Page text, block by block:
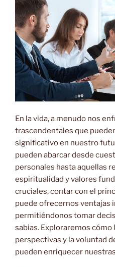
En la vida, a menudo nos
trascendentales que
significativo en nuestro
pueden abarcar desde
personales hasta aquellas
espiritualidad y valores
cruciales, contar con el
puede ofrecernos ventajas
permitiéndonos tomar
sabias. Exploraremos cómo
perspectivas y la voluntad
pueden enriquecer